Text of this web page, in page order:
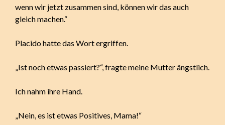
wenn wir jetzt zusammen sind, können wir das auch
gleich machen.“
Placido hatte das Wort ergriffen.
„Ist noch etwas passiert?“, fragte meine Mutter ängstlich.
Ich nahm ihre Hand.
„Nein, es ist etwas Positives, Mama!“